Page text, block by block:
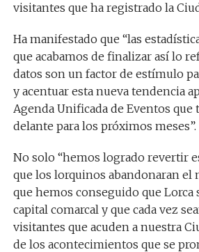
visitantes que ha registrado la
Ha manifestado que “las
que acabamos de finalizar así lo
datos son un factor de estímulo
y acentuar esta nueva tendencia
Agenda Unificada de Eventos que
delante para los próximos meses”.
No solo “hemos logrado revertir
que los lorquinos abandonaran el
que hemos conseguido que Lorca
capital comarcal y que cada vez
visitantes que acuden a nuestra
de los acontecimientos que se